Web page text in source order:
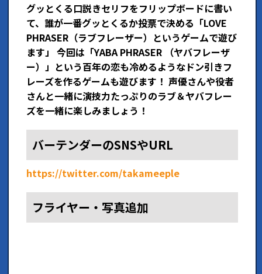
グッとくる口説きセリフをフリップボードに書い
て、誰が一番グッとくるか投票で決める「LOVE
PHRASER（ラブフレーザー）というゲームで遊び
ます」 今回は「YABA PHRASER （ヤバフレーザ
ー）」という百年の恋も冷めるようなドン引きフ
レーズを作るゲームも遊びます！ 声優さんや役者
さんと一緒に演技力たっぷりのラブ＆ヤバフレー
ズを一緒に楽しみましょう！
バーテンダーのSNSやURL
https://twitter.com/takameeple
フライヤー・写真追加